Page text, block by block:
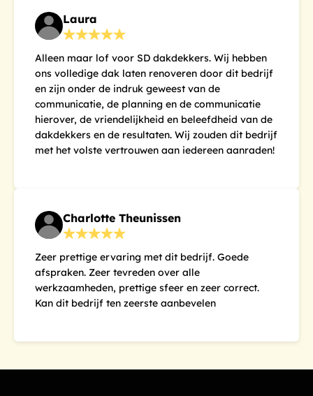
Laura
Alleen maar lof voor SD dakdekkers. Wij hebben
ons volledige dak laten renoveren door dit bedrijf
en zijn onder de indruk geweest van de
communicatie, de planning en de communicatie
hierover, de vriendelijkheid en beleefdheid van de
dakdekkers en de resultaten. Wij zouden dit bedrijf
met het volste vertrouwen aan iedereen aanraden!
Charlotte Theunissen
Zeer prettige ervaring met dit bedrijf. Goede
afspraken. Zeer tevreden over alle
werkzaamheden, prettige sfeer en zeer correct.
Kan dit bedrijf ten zeerste aanbevelen